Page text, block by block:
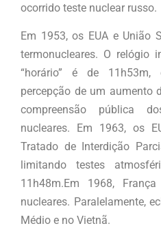
ocorrido teste nuclear russo.
Em 1953, os EUA e União
termonucleares. O relógio
“horário” é de
percepção de um aumento
compreensão pública
nucleares. Em 1963, os
Tratado de Interdição
limitando testes
11h48m.Em 1968,
nucleares. Paralelamente,
Médio e no Vietnã.